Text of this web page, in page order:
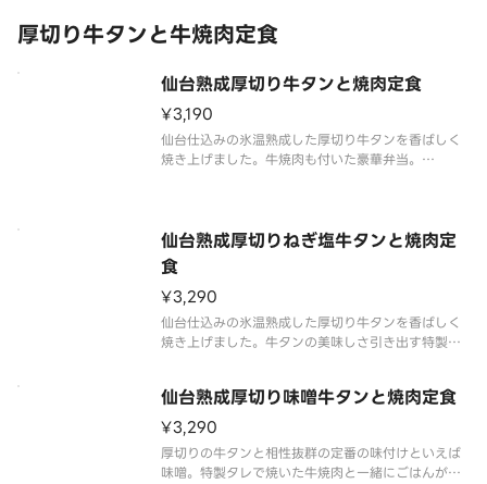
厚切り牛タンと牛焼肉定食
仙台熟成厚切り牛タンと焼肉定食
¥3,190
仙台仕込みの氷温熟成した厚切り牛タンを香ばしく
焼き上げました。牛焼肉も付いた豪華弁当。
仙台熟成厚切りねぎ塩牛タンと焼肉定
食
¥3,290
仙台仕込みの氷温熟成した厚切り牛タンを香ばしく
焼き上げました。牛タンの美味しさ引き出す特製の
※定食にはキムチが付きます。
仙台熟成厚切り味噌牛タンと焼肉定食
¥3,290
厚切りの牛タンと相性抜群の定番の味付けといえば
味噌。特製タレで焼いた牛焼肉と一緒にごはんがす